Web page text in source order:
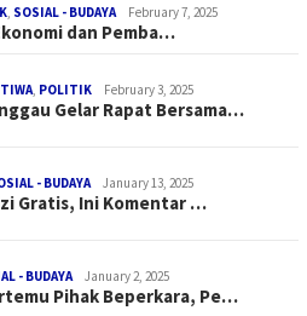
, SOSIAL - BUDAYA February 7, 2025
dan Pemba…
, POLITIK February 3, 2025
Gelar Rapat Bersama…
- BUDAYA January 13, 2025
Gratis, Ini Komentar …
- BUDAYA January 2, 2025
Pihak Beperkara, Pe…